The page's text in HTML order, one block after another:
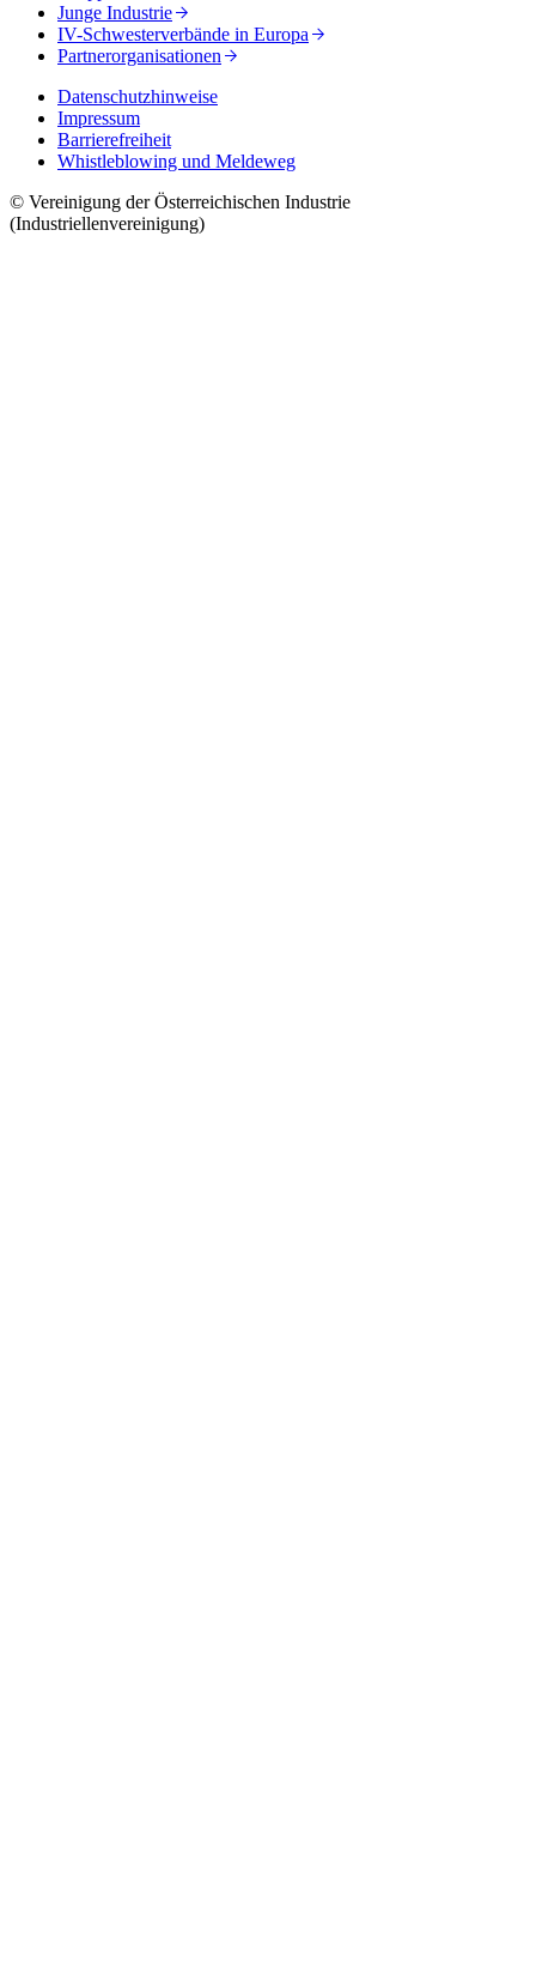
Junge Industrie
IV-Schwesterverbände in Europa
Partnerorganisationen
Datenschutzhinweise
Impressum
Barrierefreiheit
Whistleblowing und Meldeweg
© Vereinigung der Österreichischen Industrie
(Industriellenvereinigung)